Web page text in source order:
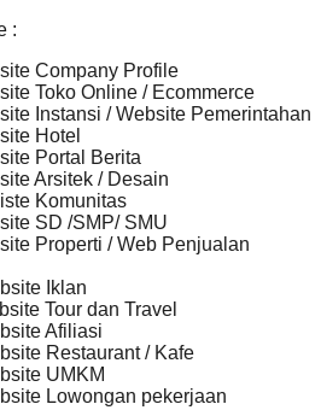
:
Company Profile
Toko Online / Ecommerce
Instansi / Website Pemerintahan
Hotel
Portal Berita
Arsitek / Desain
Komunitas
SD /SMP/ SMU
Properti / Web Penjualan
Iklan
Tour dan Travel
Afiliasi
Restaurant / Kafe
UMKM
Lowongan pekerjaan